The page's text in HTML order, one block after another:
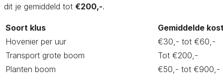
dit je gemiddeld tot €200,-.
Soort klus
Gemiddelde
Hovenier per uur
€30,- tot €60,-
Transport grote boom
Tot €200,-
Planten boom
€50,- tot €900,-